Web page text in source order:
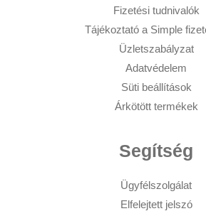
Fizetési tudnivalók
Tájékoztató a Simple
Üzletszabályzat
Adatvédelem
Süti beállítások
Árkötött termékek
Segítség
Ügyfélszolgálat
Elfelejtett jelszó